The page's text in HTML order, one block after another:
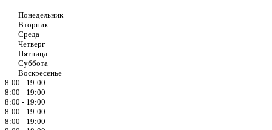
Понедельник
Вторник
Среда
Четверг
Пятница
Суббота
Воскресенье
8:00 - 19:00
8:00 - 19:00
8:00 - 19:00
8:00 - 19:00
8:00 - 19:00